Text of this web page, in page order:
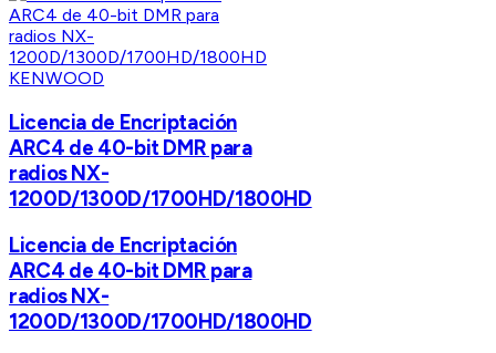
KENWOOD
Licencia de Encriptación
ARC4 de 40-bit DMR para
radios NX-
1200D/1300D/1700HD/1800HD
Licencia de Encriptación
ARC4 de 40-bit DMR para
radios NX-
1200D/1300D/1700HD/1800HD